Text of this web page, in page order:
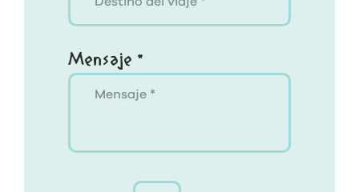
Mensaje *